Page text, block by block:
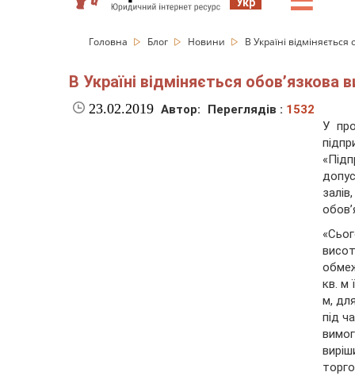
Головна Блог Новини В Україні
В Україні відміняється
23.02.2019 Автор: Переглядів : 1532
У
кв. м
м,
під